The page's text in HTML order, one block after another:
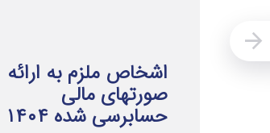
اشخاص ملزم به ارائه
صورتهای مالی
حسابرسی شده ۱۴۰۴